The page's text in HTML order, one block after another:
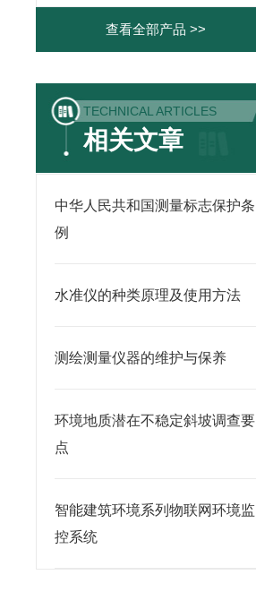
查看全部产品 >>
TECHNICAL ARTICLES
相关文章
中华人民共和国测量标志保护条
例
水准仪的种类原理及使用方法
测绘测量仪器的维护与保养
环境地质潜在不稳定斜坡调查要
点
智能建筑环境系列物联网环境监
控系统